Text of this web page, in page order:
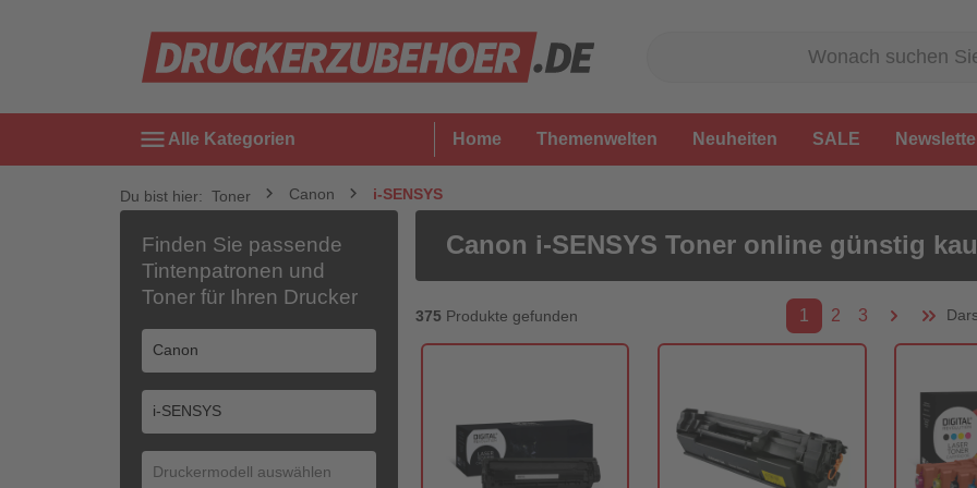
menu Alle Kategorien Home Themenwelten Neuheiten SALE
Du bist hier: Toner Canon i-SENSYS
Finden Sie passende
Tintenpatronen und
Toner für Ihren Drucker
Canon i-SENSYS Toner online günstig
375 Produkte gefunden 1 2 3